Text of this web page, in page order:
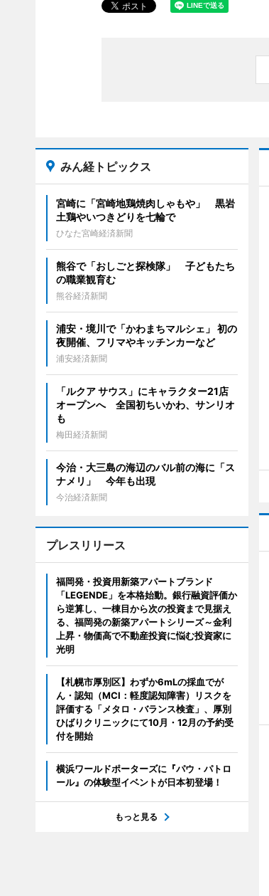
みん経トピックス
宮崎に「宮崎地鶏焼肉しゃもや」 黒岩
土鶏やいつきどりを七輪で
ひなた宮崎経済新聞
熊谷で「おしごと探検隊」 子どもたち
の職業観育む
熊谷経済新聞
浦安・境川で「かわまちマルシェ」 初の
夜開催、フリマやキッチンカーなど
浦安経済新聞
「ルクア サウス」にキャラクター21店
オープンへ 全国初ちいかわ、サンリオ
も
梅田経済新聞
今治・大三島の海辺のバル前の海に「ス
ナメリ」 今年も出現
今治経済新聞
プレスリリース
福岡発・投資用新築アパートブランド
「LEGENDE」を本格始動。銀行融資評価か
ら逆算し、一棟目から次の投資まで見据え
る、福岡発の新築アパートシリーズ～金利
上昇・物価高で不動産投資に悩む投資家に
光明
【札幌市厚別区】わずか6mLの採血でが
ん・認知（MCI：軽度認知障害）リスクを
評価する「メタロ・バランス検査」、厚別
ひばりクリニックにて10月・12月の予約受
付を開始
横浜ワールドポーターズに『パウ・パトロ
ール』の体験型イベントが日本初登場！
もっと見る